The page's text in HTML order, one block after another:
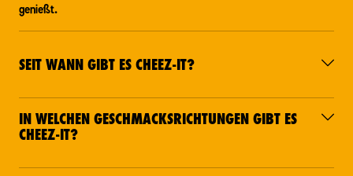
genießt.
SEIT WANN GIBT ES CHEEZ-IT?
IN WELCHEN GESCHMACKSRICHTUNGEN GIBT ES
CHEEZ-IT?